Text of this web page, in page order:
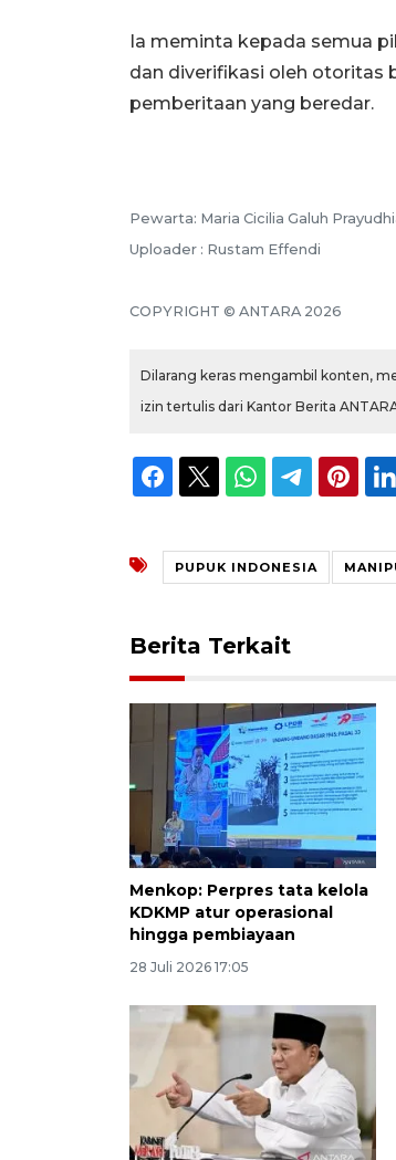
Ia meminta kepada semua
dan diverifikasi oleh otoritas
pemberitaan yang beredar.
Pewarta: Maria Cicilia Galuh
Uploader : Rustam Effendi
COPYRIGHT © ANTARA 2026
Dilarang keras mengambil konten,
izin tertulis dari Kantor Berita
PUPUK INDONESIA
Berita Terkait
Menkop: Perpres tata kelola
KDKMP atur operasional
hingga pembiayaan
28 Juli 2026 17:05